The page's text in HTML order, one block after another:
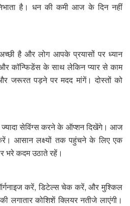
है। धन की कमी आज के दिन नहीं
है और लोग आपके प्रयासों पर ध्यान
कॉन्फिडेंस के साथ लेकिन प्यार से काम
जरूरत पड़ने पर मदद मांगें। दोस्तों को
सेविंग्स करने के ऑप्शन दिखेंगे। आज
आसान लक्ष्यों तक पहुंचने के लिए एक
भरे कदम उठाते रहें।
करें, डिटेल्स चेक करें, और मुश्किल
लगातार कोशिशें क्लियर नतीजे लाएंगी।